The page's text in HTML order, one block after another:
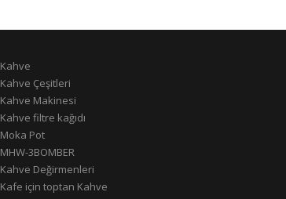
Kahve
Kahve Çeşitleri
Kahve Makinesi
Kahve filtre kağıdı
Moka Pot
MHW-3BOMBER
Kahve Değirmenleri
Kafe için toptan Kahve